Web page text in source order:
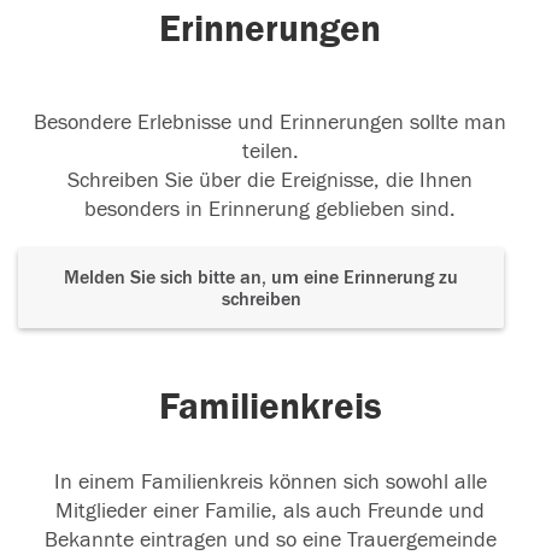
Erinnerungen
Besondere Erlebnisse und Erinnerungen sollte man
teilen.
Schreiben Sie über die Ereignisse, die Ihnen
besonders in Erinnerung geblieben sind.
Melden Sie sich bitte an, um eine Erinnerung zu
schreiben
Familienkreis
In einem Familienkreis können sich sowohl alle
Mitglieder einer Familie, als auch Freunde und
Bekannte eintragen und so eine Trauergemeinde